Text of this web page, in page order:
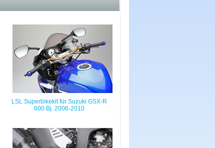
LSL Superbikekit für Suzuki GSX-R
600 Bj. 2006-2010